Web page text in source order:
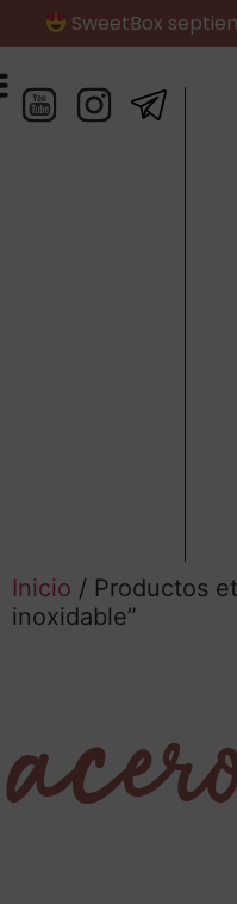
SweetBox
Inicio / Productos
inoxidable”